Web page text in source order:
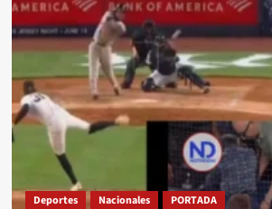
Deportes Nacionales PORTADA